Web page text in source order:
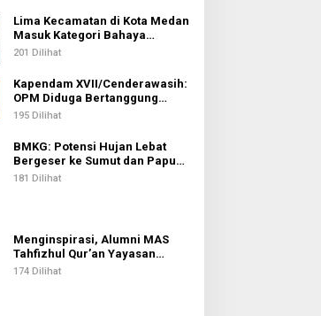
Lima Kecamatan di Kota Medan
Masuk Kategori Bahaya
Narkoba, Medan Johor
201 Dilihat
Kapendam XVII/Cenderawasih:
OPM Diduga Bertanggung
Jawab atas Penembakan Lima
195 Dilihat
BMKG: Potensi Hujan Lebat
Bergeser ke Sumut dan Papua
Pegunungan pada 5 Agustus
181 Dilihat
Menginspirasi, Alumni MAS
Tahfizhul Qur’an Yayasan
Islamic Centre Sumut Raih
174 Dilihat